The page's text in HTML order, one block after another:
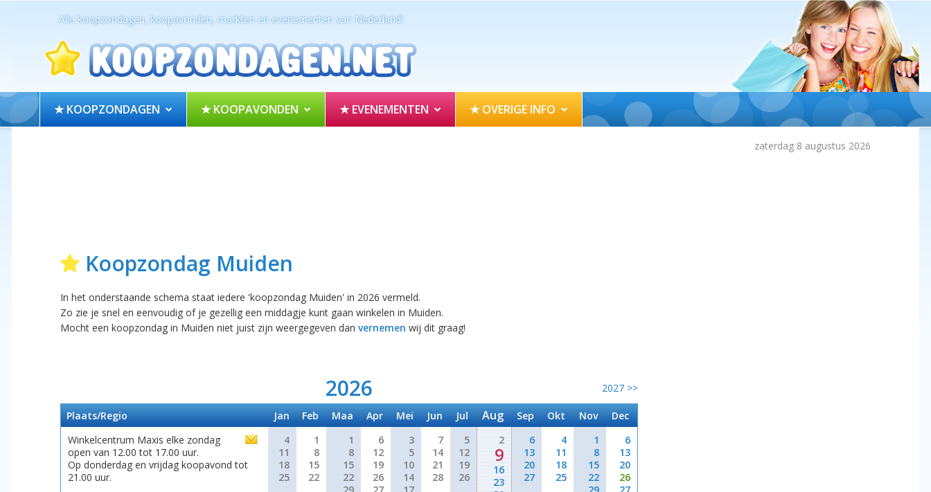
Alle koopzondagen, koopavonden, markten en evenementen van Nederland!
★ KOOPZONDAGEN ★ KOOPAVONDEN ★ EVENEMENTEN ★ OVERIGE INFO
zaterdag 8 augustus 2026
Koopzondag Muiden
In het onderstaande schema staat iedere 'koopzondag Muiden' in 2026 vermeld.
Zo zie je snel en eenvoudig of je gezellig een middagje kunt gaan winkelen in Muiden.
Mocht een koopzondag in Muiden niet juist zijn weergegeven dan vernemen wij dit graag!
2026 2027 >>
Plaats/Regio Jan Feb Maa Apr Mei Jun Jul Aug Sep Okt Nov
Dec
Winkelcentrum Maxis elke zondag
open van 12.00 tot 17.00 uur.
Op donderdag en vrijdag koopavond tot
21.00 uur.
4
11
18
25
1
8
15
22
1
8
15
22
6
12
19
26
3
5
10
14
7
14
21
28
5
12
19
26
2
9
16
23
6
13
20
27
4
11
18
25
1
8
15
22
6
13
20
26